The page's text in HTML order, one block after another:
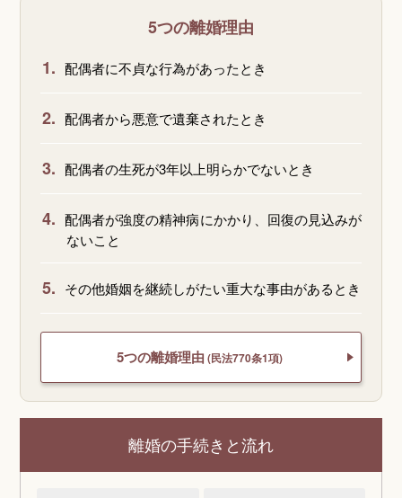
5つの離婚理由
1. 配偶者に不貞な行為があったとき
2. 配偶者から悪意で遺棄されたとき
3. 配偶者の生死が3年以上明らかでないとき
4. 配偶者が強度の精神病にかかり、回復の見込みが
ないこと
5. その他婚姻を継続しがたい重大な事由があるとき
5つの離婚理由 (民法770条1項)
離婚の手続きと流れ